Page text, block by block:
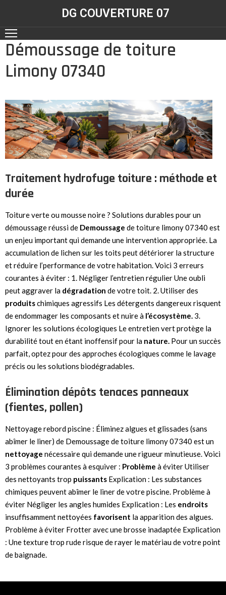
DG COUVERTURE 07
ACCUEIL
NOS
RÉALISATIONS
CONTACT
NOS
SERVICES
Démoussage de toiture
Limony 07340
Traitement hydrofuge toiture : méthode et
durée
Toiture verte ou mousse noire ? Solutions durables pour un
démoussage réussi de Demoussage de toiture limony 07340 est
un enjeu important qui demande une intervention appropriée. La
accumulation de lichen sur les toits peut détériorer la structure
et réduire l’performance de votre habitation. Voici 3 erreurs
courantes à éviter : 1. Négliger l’entretien régulier Une oubli
peut aggraver la dégradation de votre toit. 2. Utiliser des
produitschimiques agressifs Les détergents dangereux risquent
de endommager les composants et nuire à l’écosystème. 3.
Ignorer les solutions écologiques Le entretien vert protège la
durabilité tout en étant inoffensif pour la nature. Pour un succès
parfait, optez pour des approches écologiques comme le lavage
précis ou les solutions biodégradables.
Élimination dépôts tenaces panneaux
(fientes, pollen)
Nettoyage rebord piscine : Éliminez algues et glissades (sans
abîmer le liner) de Demoussage de toiture limony 07340 est un
nettoyage nécessaire qui demande une rigueur minutieuse. Voici
3 problèmes courantes à esquiver : Problème à éviter Utiliser
des nettoyants trop puissants Explication : Les substances
chimiques peuvent abîmer le liner de votre piscine. Problème à
éviter Négliger les angles humides Explication : Les endroits
insuffisamment nettoyées favorisent la apparition des algues.
Problème à éviter Frotter avec une brosse inadaptée Explication
: Une texture trop rude risque de rayer le matériau de votre point
de baignade.